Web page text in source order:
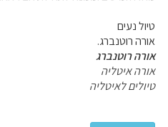
טיול נעים
אורה רוטנברג.
אורה רוטנברג
אורה איטליה
טיולים לאיטליה